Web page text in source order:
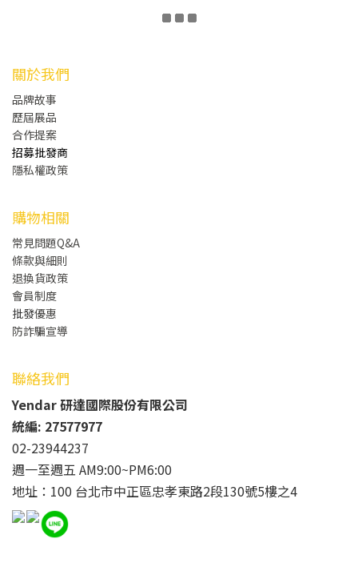
關於我們
品牌故事
歷屆展品
合作提案
招募批發商
隱私權政策
購物相關
常見問題Q&A
條款與細則
退換貨政策
會員制度
批發優惠
防詐騙宣導
聯絡我們
Yendar 研達國際股份有限公司
統編: 27577977
02-23944237
週一至週五 AM9:00~PM6:00
地址：100 台北市中正區忠孝東路2段130號5樓之4